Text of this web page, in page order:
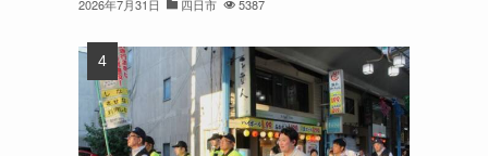
2026年7月31日 四日市 5387